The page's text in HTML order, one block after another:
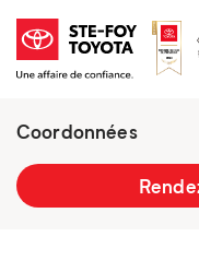
Coordonnées
2777 boulevard